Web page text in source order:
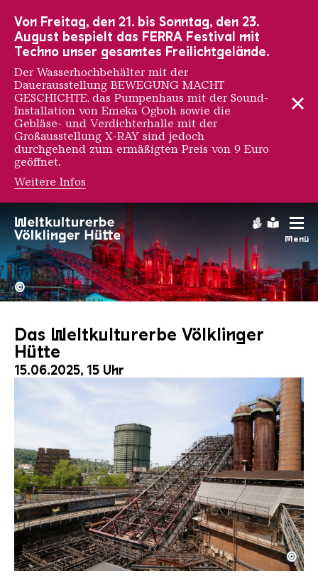
Menü
Hochofengruppe in Rot
Copyright:
©
Das Weltkulturerbe Völklinger
Hütte
15.06.2025, 15 Uhr
Der Erzschrägaufzug der Völklinger Hütte mit
Copyright: Weltkulturerbe Völklinger Hütte | Karl
©
Von Freitag, den 21. bis Sonntag, den 23.
August bespielt das FERRA Festival mit
Techno unser gesamtes Freilichtgelände.
Der Wasserhochbehälter mit der
Dauerausstellung BEWEGUNG MACHT
GESCHICHTE, das Pumpenhaus mit der Sound-
Installation von Emeka Ogboh sowie die
Gebläse- und Verdichterhalle mit der
Großausstellung X-RAY sind jedoch
durchgehend zum ermäßigten Preis von 9 Euro
geöffnet.
Weitere Infos